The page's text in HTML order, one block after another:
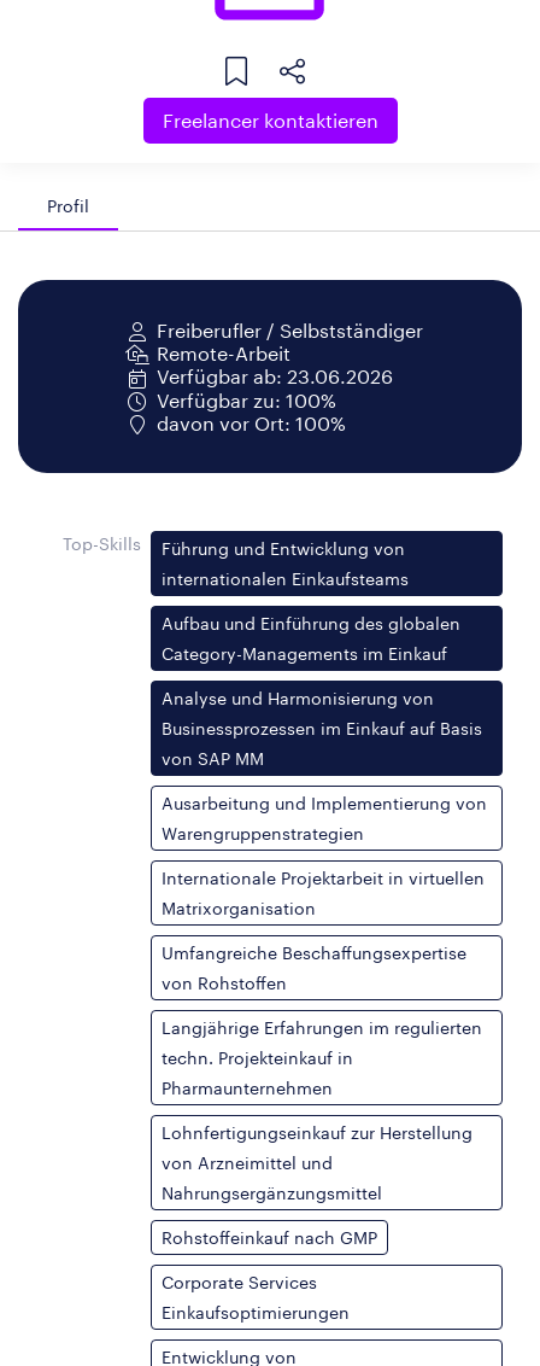
Freelancer kontaktieren
Profil
Freiberufler / Selbstständiger
Remote-Arbeit
Verfügbar ab: 23.06.2026
Verfügbar zu: 100%
davon vor Ort: 100%
Top-Skills
Führung und Entwicklung von
internationalen Einkaufsteams
Aufbau und Einführung des globalen
Category-Managements im Einkauf
Analyse und Harmonisierung von
Businessprozessen im Einkauf auf Basis
von SAP MM
Ausarbeitung und Implementierung von
Warengruppenstrategien
Internationale Projektarbeit in virtuellen
Matrixorganisation
Umfangreiche Beschaffungsexpertise
von Rohstoffen
Langjährige Erfahrungen im regulierten
techn. Projekteinkauf in
Pharmaunternehmen
Lohnfertigungseinkauf zur Herstellung
von Arzneimittel und
Nahrungsergänzungsmittel
Rohstoffeinkauf nach GMP
Corporate Services
Einkaufsoptimierungen
Entwicklung von